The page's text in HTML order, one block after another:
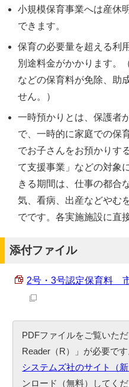
小規模保育事業へは産休
できます。
保育の必要量を超える利
別途料金がかかります。
などの保育料が免除、助
せん。）
一時預かりとは、保護者
で、一時的に家庭での保
でお子さんをお預かりす
て支援事業」などの対象
きる期間は、仕事の都合
気、看病、出産などやむ
でです。各実施施設に直
添付ファイル
2号・3号認定保育料
PDFファイルをご覧いた
Reader（R）」が必要で
システムズ社のサイト（
ンロード（無料）してくだ